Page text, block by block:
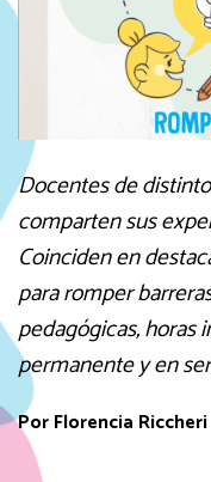
Docentes de
comparten sus
Coinciden en
para romper
pedagógicas, horas
permanente y en
Por Florencia Riccheri